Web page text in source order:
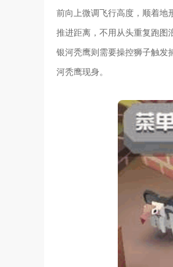
前向上微调飞行高度，顺着地
推进距离，不用从头重复跑图
银河秃鹰则需要操控狮子触发
河秃鹰现身。